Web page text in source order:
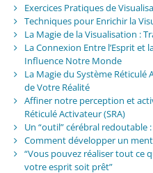
Exercices Pratiques de
Techniques pour Enrichir la
La Magie de la Visualisation :
La Connexion Entre l’Esprit et
Influence Notre Monde
La Magie du Système Réticulé
de Votre Réalité
Affiner notre perception et
Réticulé Activateur (SRA)
Un “outil” cérébral redoutable
Comment développer un
“Vous pouvez réaliser tout ce
votre esprit soit prêt”